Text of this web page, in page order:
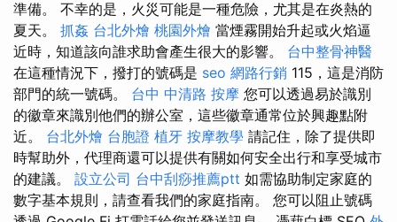
準備。 不幸的是，火災可能是一種危險，尤其是在炎熱的
夏天。 抓姦 台北外燴 桃園外燴 當煙霧開始升起或火焰逼
近時，知道該向誰求助會產生很大的影響。 台中整骨神醫
在這種情況下，撥打的號碼是 seo 網路行銷 115，這是消防
部門的統一號碼。 台中 中清路 按摩 您可以透過易於識別
的徽章來識別他們的辦公室，這些徽章通常位於興趣點附
近。 台北外燴 台胞證 植牙 按摩教學 請記住，除了提供即
時幫助外，代理商還可以提供有關如何安全出行和享受城市
的建議。 設立公司 台中刮痧推薦ptt 如需協助制定家庭的
數字基本規則，請查看我們的家庭指南。 您可以阻止號碼